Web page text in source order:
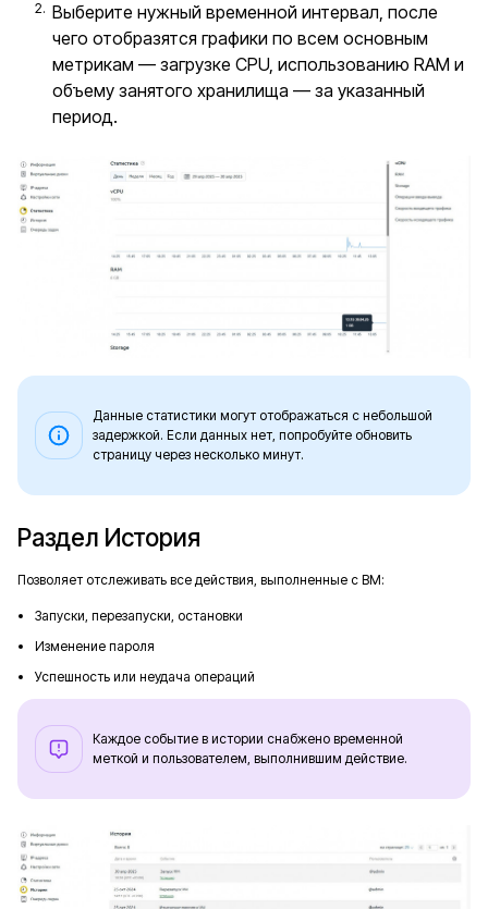
Выберите нужный временной интервал, после
чего отобразятся графики по всем основным
метрикам — загрузке CPU, использованию RAM и
объему занятого хранилища — за указанный
период.
Данные статистики могут отображаться с небольшой
задержкой. Если данных нет, попробуйте обновить
страницу через несколько минут.
Раздел История
Позволяет отслеживать все действия, выполненные с ВМ:
Запуски, перезапуски, остановки
Изменение пароля
Успешность или неудача операций
Каждое событие в истории снабжено временной
меткой и пользователем, выполнившим действие.